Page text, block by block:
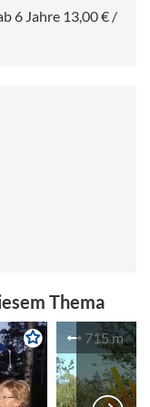
6 Jahre 13,00 € /
Thema
715 m